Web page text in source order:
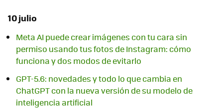
10 julio
Meta AI puede crear imágenes con tu cara sin
permiso usando tus fotos de Instagram: cómo
funciona y dos modos de evitarlo
GPT-5.6: novedades y todo lo que cambia en
ChatGPT con la nueva versión de su modelo de
inteligencia artificial